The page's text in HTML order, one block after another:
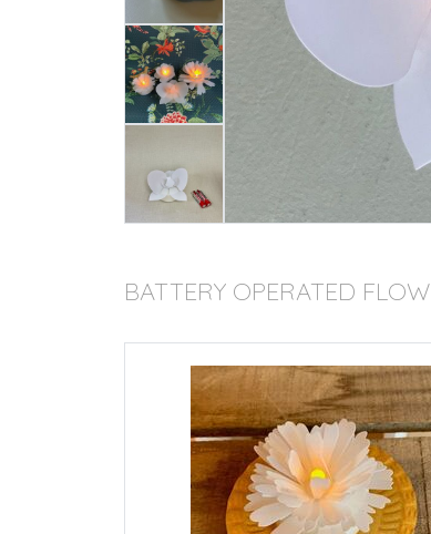
BATTERY OPERATED